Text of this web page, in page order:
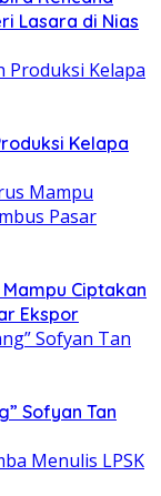
Lasara di Nias
Kelapa
Mampu Ciptakan
Ekspor
Sofyan Tan